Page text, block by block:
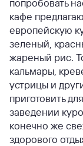
попробовать
кафе
европейскую
зеленый,
жареный рис.
кальмары,
устрицы и
приготовить
заведении
конечно же
здорового